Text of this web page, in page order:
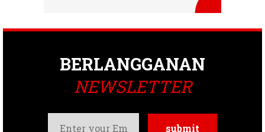
BERLANGGANAN
NEWSLETTER